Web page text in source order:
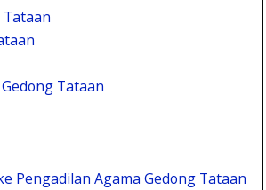
Tataan
Tataan
Pengadilan Agama Gedong Tataan